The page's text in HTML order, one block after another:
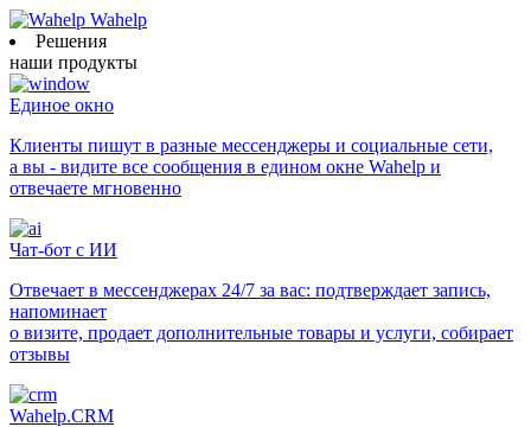
Wahelp
Решения
наши продукты
Единое окно
Клиенты пишут в разные мессенджеры и социальные сети,
а вы - видите все сообщения в едином окне Wahelp и
отвечаете мгновенно
Чат-бот с ИИ
Отвечает в мессенджерах 24/7 за вас: подтверждает запись,
напоминает
о визите, продает дополнительные товары и услуги, собирает
отзывы
Wahelp.CRM